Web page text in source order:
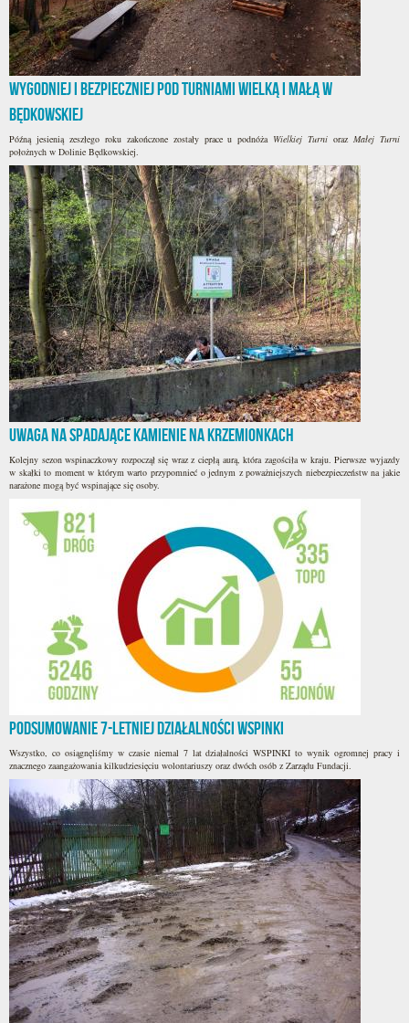
Wygodniej i bezpieczniej pod Turniami Wielką i Małą w
Będkowskiej
Późną jesienią zeszłego roku zakończone zostały prace u podnóża Wielkiej Turni orazMałej Turni
położnych w Dolinie Będkowskiej.
Uwaga na spadające kamienie na Krzemionkach
Kolejny sezon wspinaczkowy rozpoczął się wraz z ciepłą aurą, która zagościła w kraju. Pierwsze wyjazdy
w skałki to moment w którym warto przypomnieć o jednym z poważniejszych niebezpieczeństw na jakie
narażone mogą być wspinające się osoby.
Podsumowanie 7-letniej działalności WSPINKI
Wszystko, co osiągnęliśmy w czasie niemal 7 lat działalności WSPINKI to wynik ogromnej pracy i
znacznego zaangażowania kilkudziesięciu wolontariuszy oraz dwóch osób z Zarządu Fundacji.